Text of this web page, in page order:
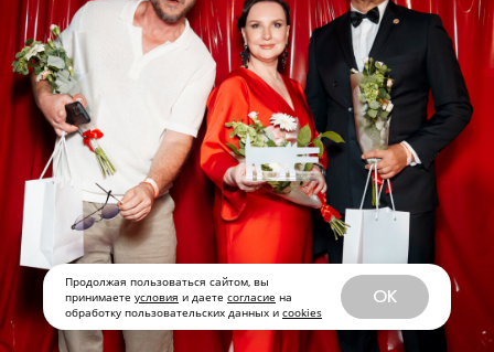
Продолжая пользоваться сайтом, вы
принимаете условия и даете согласие на
обработку пользовательских данных и cookies
OK